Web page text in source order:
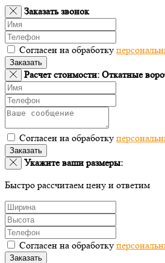
Заказать звонок
Согласен на обработку
Заказать
Расчет стоимости: Откатные
Согласен на обработку
Заказать
Укажите ваши размеры:
Быстро рассчитаем цену и ответим
Согласен на обработку
Заказать